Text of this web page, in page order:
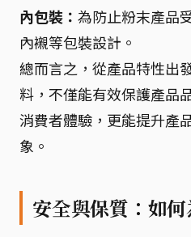
內包裝： 為防止粉末產品
內襯等包裝設計。
總而言之，從產品特性出
料，不僅能有效保護產品
消費者體驗，更能提升產
象。
安全與保質：如